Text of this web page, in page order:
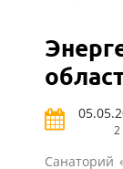
На
объекты.2
Санаторий